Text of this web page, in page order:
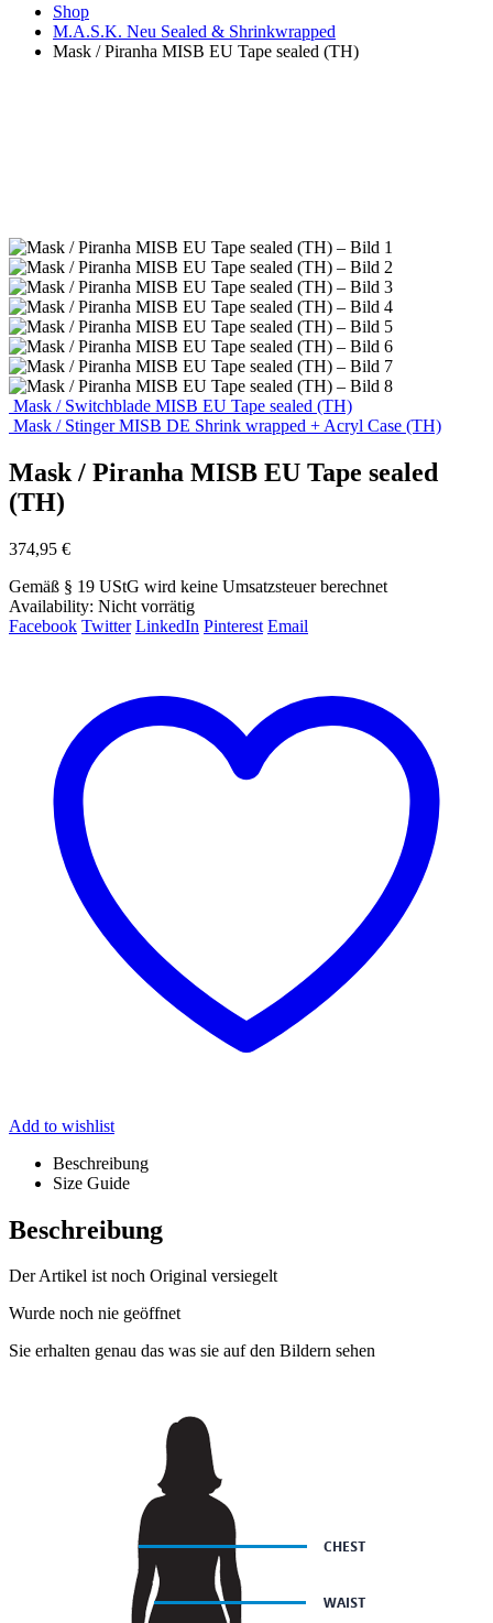
Shop
M.A.S.K. Neu Sealed & Shrinkwrapped
Mask / Piranha MISB EU Tape sealed (TH)
Mask / Switchblade MISB EU Tape sealed (TH)
Mask / Stinger MISB DE Shrink wrapped + Acryl Case (TH)
Mask / Piranha MISB EU Tape sealed
(TH)
374,95 €
Gemäß § 19 UStG wird keine Umsatzsteuer berechnet
Availability: Nicht vorrätig
Facebook Twitter LinkedIn Pinterest Email
Add to wishlist
Beschreibung
Size Guide
Beschreibung
Der Artikel ist noch Original versiegelt
Wurde noch nie geöffnet
Sie erhalten genau das was sie auf den Bildern sehen